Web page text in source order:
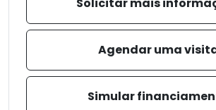
Solicitar mais
Agendar uma
Simular